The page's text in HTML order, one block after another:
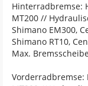
Hinterradbremse:
MT200 //
Shimano EM300,
Shimano RT10,
Max.
Vorderradbremse: